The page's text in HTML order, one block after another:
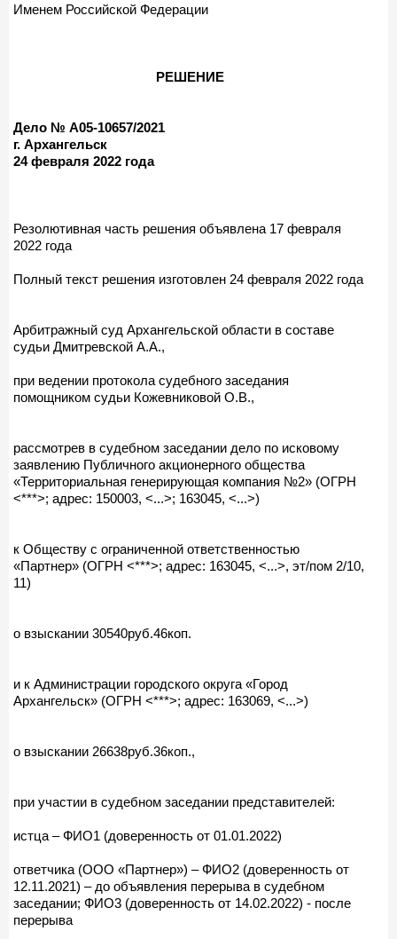
Именем Российской Федерации
РЕШЕНИЕ
Дело № А05-10657/2021
г. Архангельск
24 февраля 2022 года
Резолютивная часть решения объявлена 17 февраля
2022 года
Полный текст решения изготовлен 24 февраля 2022 года
Арбитражный суд Архангельской области в составе
судьи Дмитревской А.А.,
при ведении протокола судебного заседания
помощником судьи Кожевниковой О.В.,
рассмотрев в судебном заседании дело по исковому
заявлению Публичного акционерного общества
«Территориальная генерирующая компания №2» (ОГРН
<***>; адрес: 150003, <...>; 163045, <...>)
к Обществу с ограниченной ответственностью
«Партнер» (ОГРН <***>; адрес: 163045, <...>, эт/пом 2/10,
11)
о взыскании 30540руб.46коп.
и к Администрации городского округа «Город
Архангельск» (ОГРН <***>; адрес: 163069, <...>)
о взыскании 26638руб.36коп.,
при участии в судебном заседании представителей:
истца – ФИО1 (доверенность от 01.01.2022)
ответчика (ООО «Партнер») – ФИО2 (доверенность от
12.11.2021) – до объявления перерыва в судебном
заседании; ФИО3 (доверенность от 14.02.2022) - после
перерыва